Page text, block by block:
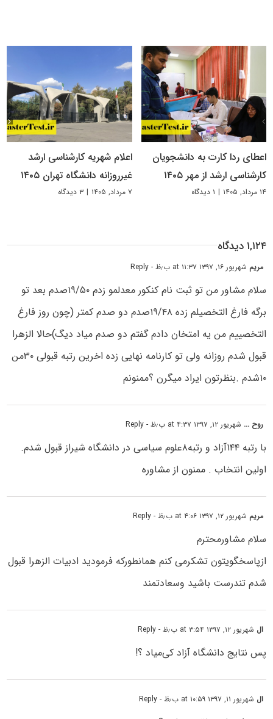
اعطای ردا کارت به دانشجویان
کارشناسی ارشد از مهر ۱۴۰۵
۱۴ مرداد, ۱۴۰۵ | ۱ دیدگاه
اعلام شهریه کارشناسی ارشد
غیرروزانه دانشگاه تهران ۱۴۰۵
۷ مرداد, ۱۴۰۵ | ۳ دیدگاه
۱,۱۲۴ دیدگاه
مریم شهریور ۱۶, ۱۳۹۷ at ۱۱:۳۷ ب٫ظ - Reply
سلام مشاور من تو ثبت نام کنکور معدلمو زدم ۱۹/۵۰صدم بعد تو
برگه فارغ التخصیلم زده ۱۹/۴۸صدم دو صدم کمتر (چون روز فارغ
التخصییم من یه امتخان دادم گفتم دو صدم میاد دیگ)حالا الزهرا
قبول شدم روزانه ولی تو کارنامه نهایی زده اخرین رتبه قبولی ۳۰من
۱۰شدم .بنظرتون ایراد میگرن ؟ممنونم
روح ... شهریور ۱۲, ۱۳۹۷ at ۴:۳۷ ب٫ظ - Reply
با رتبه ۱۴۴آزاد و رتبه۸علوم سیاسی در دانشگاه شیراز قبول شدم.
اولین انتخاب . ممنون از مشاوره
مریم شهریور ۱۲, ۱۳۹۷ at ۴:۰۶ ب٫ظ - Reply
سلام مشاورمحترم
ازپاسخگویتون تشکرمی کنم همانطورکه فرمودید ادبیات الزهرا قبول
شدم تندرست باشید وسعادتمند
ال شهریور ۱۲, ۱۳۹۷ at ۳:۵۴ ب٫ظ - Reply
پس نتایج دانشگاه آزاد کی‌میاد ؟!
ال شهریور ۱۱, ۱۳۹۷ at ۱۰:۵۹ ب٫ظ - Reply